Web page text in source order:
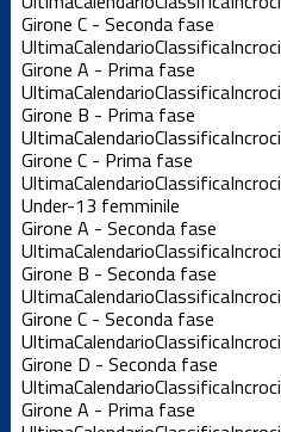
Girone C - Seconda fase
UltimaCalendarioClassificaIncroci
Girone A - Prima fase
UltimaCalendarioClassificaIncroci
Girone B - Prima fase
UltimaCalendarioClassificaIncroci
Girone C - Prima fase
UltimaCalendarioClassificaIncroci
Under-13 femminile
Girone A - Seconda fase
UltimaCalendarioClassificaIncroci
Girone B - Seconda fase
UltimaCalendarioClassificaIncroci
Girone C - Seconda fase
UltimaCalendarioClassificaIncroci
Girone D - Seconda fase
UltimaCalendarioClassificaIncroci
Girone A - Prima fase